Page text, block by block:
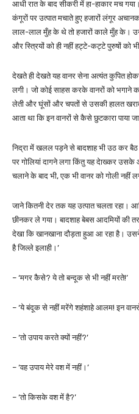
आधी रात के बाद सीकरी में हा-हाकार मच
कंगूरों पर उत्पात मचाते हुए हजारों लंगूर
लाल-लाल मुँह के थे तो हजारों काले मुँह के।
और स्त्रियों को ही नहीं हट्टे-कट्टे पुरुषों को
देखते ही देखते यह वानर सेना अत्यंत कुपित
लगी। जो कोई साहस करके वानरों को भगाने
लेती और घूंसों और चपतों से उसकी हालत
आता था कि इन वानरों से कैसे छुटकारा पाया
निद्रा में खलल पड़ने से बादशाह भी उठ कर
पर गोलियां दागने लगा किंतु यह देाख्कर उसके
चलाने के बाद भी, एक भी वानर को गोली नहीं
जाने कितनी देर तक यह उत्पात चलता रहा।
छीनकर ले गया। बादशाह बेबस आदमियों की
देखा कि खानखाना दौड़ता हुआ आ रहा है।
है जिल्ले इलाही।’
– ‘मगर कैसे? ये तो बन्दूक से भी नहीं मरते!’
– ‘ये बंदूक से नहीं मरेंगे शहंशाहे आलम! इन
– ‘तो उपाय करते क्यों नहीं?’
– ‘वह उपाय मेरे वश में नहीं।’
– ‘तो किसके वश में है?’